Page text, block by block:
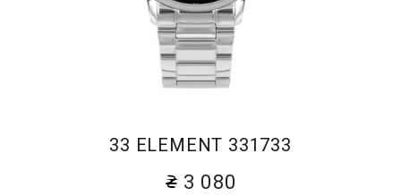
33 ELEMENT 331733
3 080